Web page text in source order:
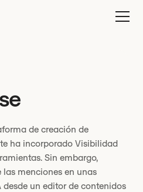
de creación de
ha incorporado Visibilidad
Sin embargo,
menciones en unas
un editor de contenidos